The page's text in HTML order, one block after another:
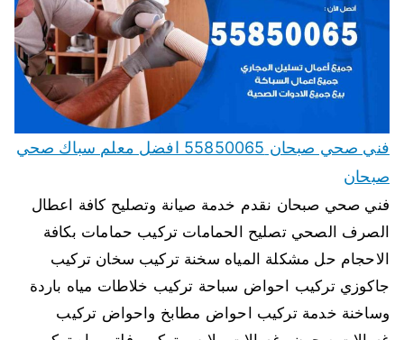
فني صحي صبحان 55850065 افضل معلم سباك صحي
صبحان
فني صحي صبحان نقدم خدمة صيانة وتصليح كافة اعطال
الصرف الصحي تصليح الحمامات تركيب حمامات بكافة
الاحجام حل مشكلة المياه سخنة تركيب سخان تركيب
جاكوزي تركيب احواض سباحة تركيب خلاطات مياه باردة
وساخنة خدمة تركيب احواض مطابخ واحواض تركيب